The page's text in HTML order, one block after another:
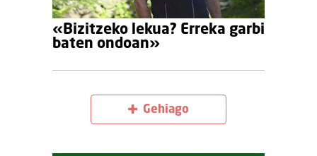
«Bizitzeko lekua? Erreka garbi
baten ondoan»
Gehiago